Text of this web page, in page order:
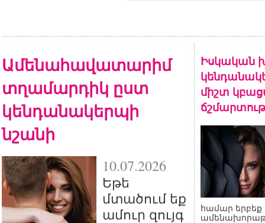
Ամենահավատարիմ
տղամարդիկ ըստ
կենդանակերպի
նշանի
10.07.2026
Եթե
մտածում եք
ամուր զույգ
Իսկական
միշտ
համար երբեք